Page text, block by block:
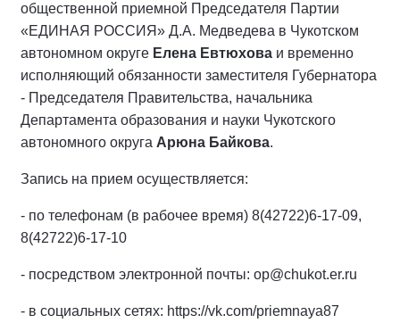
общественной приемной Председателя Партии
«ЕДИНАЯ РОССИЯ» Д.А. Медведева в Чукотском
автономном округе Елена Евтюхова и временно
исполняющий обязанности заместителя Губернатора
- Председателя Правительства, начальника
Департамента образования и науки Чукотского
автономного округа Арюна Байкова.
Запись на прием осуществляется:
- по телефонам (в рабочее время) 8(42722)6-17-09,
8(42722)6-17-10
- посредством электронной почты: op@chukot.er.ru
- в социальных сетях: https://vk.com/priemnaya87